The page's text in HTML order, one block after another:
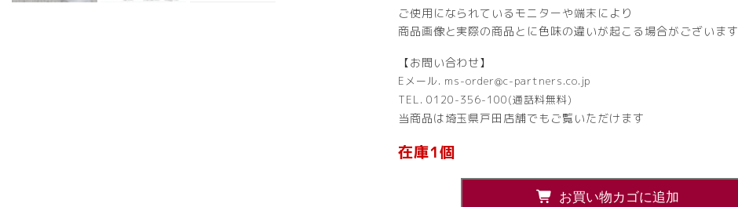
ご使用になられているモニターや端末により
商品画像と実際の商品とに色味の違いが起こる場合がございます
【お問い合わせ】
Eメール. ms-order@c-partners.co.jp
TEL. 0120-356-100(通話料無料)
当商品は埼玉県戸田店舗でもご覧いただけます
在庫1個
お買い物カゴに追加